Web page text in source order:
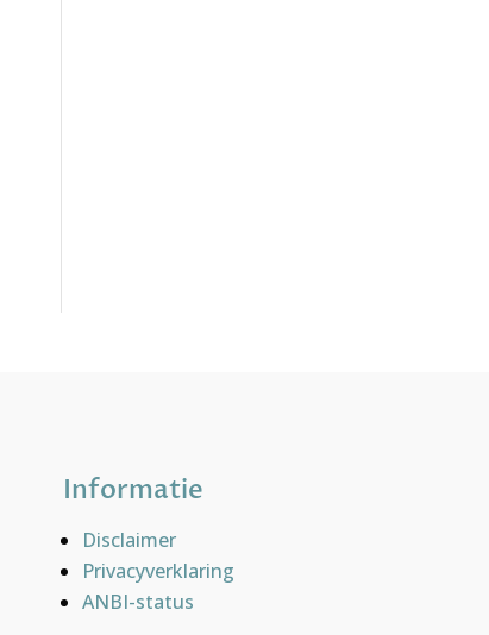
Informatie
Disclaimer
Privacyverklaring
ANBI-status